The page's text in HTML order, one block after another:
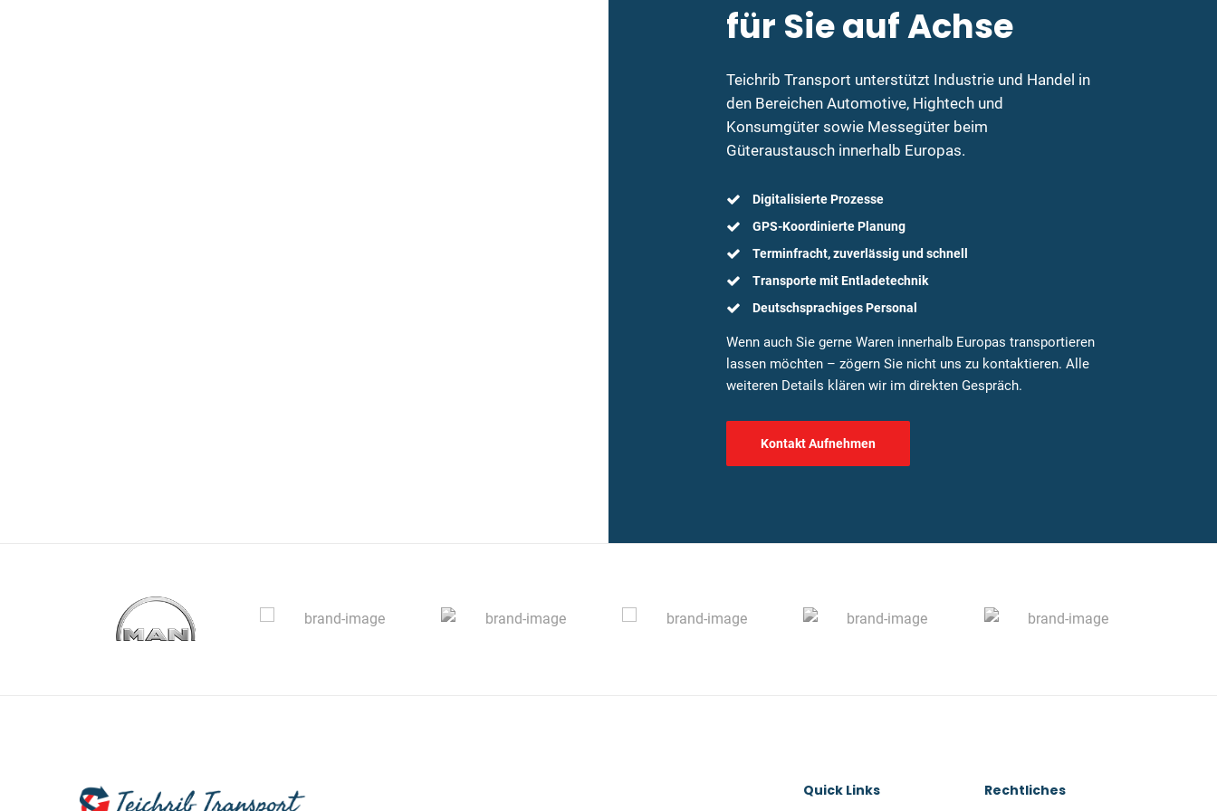
für Sie auf Achse
Teichrib Transport unterstützt Industrie und Handel in
den Bereichen Automotive, Hightech und
Konsumgüter sowie Messegüter beim
Güteraustausch innerhalb Europas.
Digitalisierte Prozesse
GPS-Koordinierte Planung
Terminfracht, zuverlässig und schnell
Transporte mit Entladetechnik
Deutschsprachiges Personal
Wenn auch Sie gerne Waren innerhalb Europas transportieren
lassen möchten – zögern Sie nicht uns zu kontaktieren. Alle
weiteren Details klären wir im direkten Gespräch.
Kontakt Aufnehmen
Quick Links Rechtliches